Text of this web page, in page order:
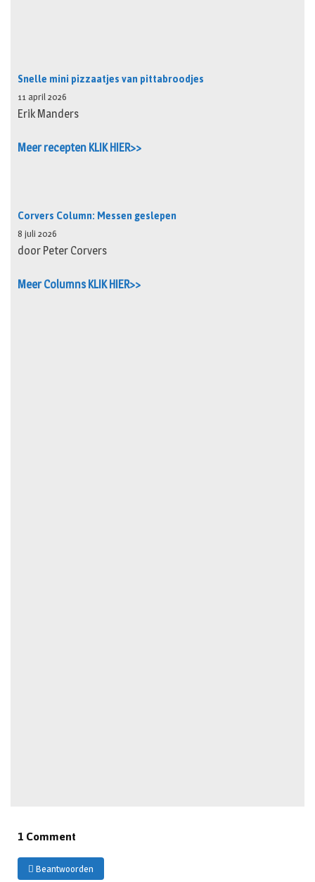
Snelle mini pizzaatjes van pittabroodjes
11 april 2026
Erik Manders
Meer recepten KLIK HIER>>
Corvers Column: Messen geslepen
8 juli 2026
door Peter Corvers
Meer Columns KLIK HIER>>
1 Comment
Beantwoorden